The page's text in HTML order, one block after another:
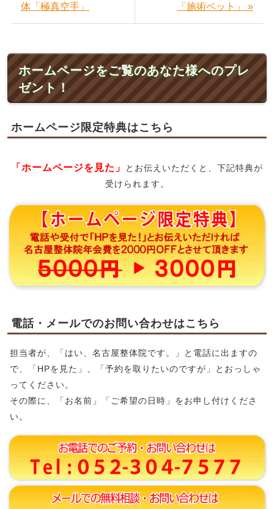
体「極真空手」
「施術ベット」 »
ホームページをご覧のあなた様へのプレ
ゼント！
ホームページ限定特典はこちら
「ホームページを見た」
とお伝えいただくと、下記特典が
受けられます。
電話・メールでのお問い合わせはこちら
担当者が、「はい、名古屋整体院です。」と電話に出ますの
で、「HPを見た」、「予約を取りたいのですが」とおっしゃ
ってください。
その際に、「お名前」「ご希望の日時」をお申し付けくださ
い。